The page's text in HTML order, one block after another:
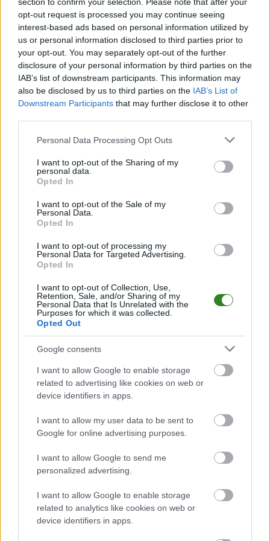
opt-out request is processed you may continue seeing
interest-based ads based on personal information utilized by
us or personal information disclosed to third parties prior to
your opt-out. You may separately opt-out of the further
disclosure of your personal information by third parties on the
IAB’s list of downstream participants. This information may
also be disclosed by us to third parties on the IAB’s List of
Downstream Participants that may further disclose it to other
Please note that this website/app uses one or more Google
not limited to your visit or usage behaviour. You may click to
grant or deny consent to Google and its third-party tags to
use your data for below specified purposes in below Google
consent section.
Personal Data Processing Opt Outs
I want to opt-out of the Sharing of my
personal data.
Opted In
I want to opt-out of the Sale of my
Personal Data.
Opted In
I want to opt-out of processing my
Personal Data for Targeted Advertising.
Opted In
I want to opt-out of Collection, Use,
Retention, Sale, and/or Sharing of my
Personal Data that Is Unrelated with the
Purposes for which it was collected.
Opted Out
Google consents
I want to allow Google to enable storage
related to advertising like cookies on web or
device identifiers in apps.
I want to allow my user data to be sent to
Google for online advertising purposes.
I want to allow Google to send me
personalized advertising.
I want to allow Google to enable storage
related to analytics like cookies on web or
device identifiers in apps.
pracujemy nad tym żeby je uzupełnić.
Wynik meczu Legion Pilzno vs Wisłok Wiśniowa
Po zakończeniu spotkania automatycznie publikujemyoficjalny wynik
spotkania, a także dane meczowe, jeśli są dostępne.
Pełny harmonogram rozgrywek dostępny jest tutaj:IV liga
podkarpacka - terminarz.
Informacje o składach i strzelcach
rezerwowych, zmiany oraz listę strzelców bramek. Informacje te
Jeśli jesteś kibicem klubu Legion Pilzno lub Wisłok Wiśniowa - zaglądaj
tutaj częściej. Nasz serwis regularnie dostarcza informacje o
PodkarpacieLive.pl to największa bazameczów lokalnych drużyn
piłkarskichw województwie. Sprawdź nasze relacje, śledź ulubioną ligę i
bądź na bieżąco z wydarzeniami z boisk!
Analiza przed meczem: Legion Pilzno vs Wisłok Wiśniowa
Legion Pilzno - Wisłok Wiśniowa
września 2024. Początek meczu o godz. 16:00.
Legion Pilznoprzystępuje do tego spotkania w roli gospodarza. Jak
drużyna radzi sobie w sezonie 2024/2025 rozgrywek IV liga podkarpacka
przed własną publicznością? Na tej stronie możecie zobaczyć tabelę
uwzględniającą tylko mecze u siebie. W tabeli biorącej pod uwagę tylko
mecze wyjazdowe możecie natomiast sprawdzić jak spisuje się klub
IV liga podkarpacka - sytuacja w tabeli
Przed meczami 10. kolejki - IV liga podkarpacka gospodarze (Legion
10. miejscu.
Poniżej znajdziesz także ostatnie mecze obu drużyn oraz statystyki
Legion Pilzno vs. Wisłok Wiśniowa - relacja, wynik na żywo,
transmisja
Wynik meczu Legion Pilzno - Wisłok Wiśniowa znajdziesz na naszej stronie
zaraz po jego zakończeniu. Jeżeli szukasz informacji meczowych, zajrzyj
Legion Pilzno vs. Wisłok Wiśniowa - wynik, składy, strzelcy
Jeżeli w internecie lub TV dostępna jest
albo innych spotkań IV liga